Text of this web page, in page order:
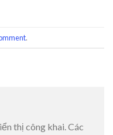
.
thị công khai.Các